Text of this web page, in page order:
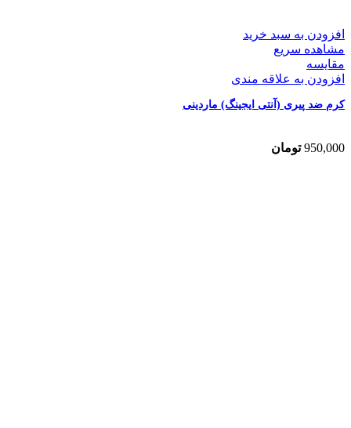
افزودن به سبد خرید
مشاهده سریع
مقایسه
افزودن به علاقه مندی
کرم ضد پیری (آنتی ایجینگ) ماردینی
950,000 تومان